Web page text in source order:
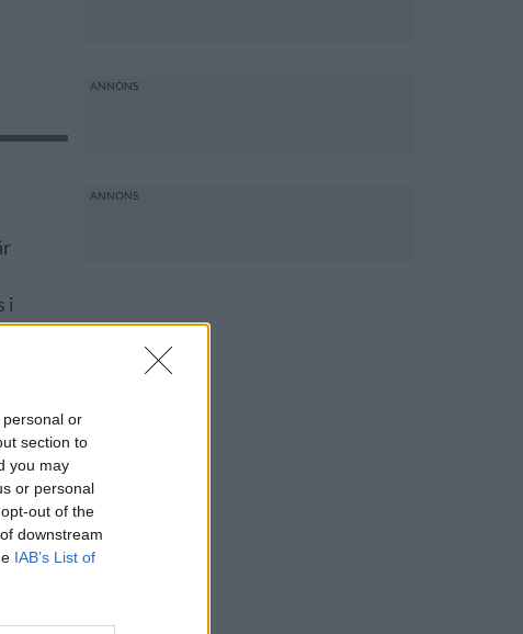
or
section to
you may
or personal
out of the
downstream
IAB’s List of
i